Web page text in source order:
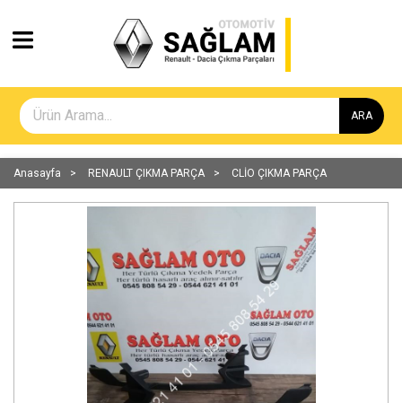
ARA
Anasayfa RENAULT ÇIKMA PARÇA CLİO ÇIKMA PARÇA